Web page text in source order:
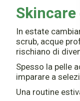
In estate
scrub, acque
rischiano di
Spesso la pelle
imparare a
Una routine